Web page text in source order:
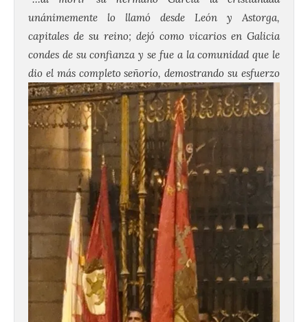
unánimemente lo llamó desde León y Astorga,
capitales de su reino; dejó como vicarios en Galicia
condes de su confianza y se fue a la comunidad que le
dio el más completo señorío, demostrando su esfuerzo